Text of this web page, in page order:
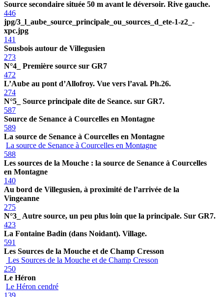
Source secondaire située 50 m avant le déversoir. Rive gauche.
446
jpg/3_l_aube_source_principale_ou_sources_d_ete-1-z2_-
xpc.jpg
141
Sousbois autour de Villegusien
273
N°4_ Première source sur GR7
472
L’Aube au pont d’Allofroy. Vue vers l’aval. Ph.26.
274
N°5_ Source principale dite de Seance. sur GR7.
587
Source de Senance à Courcelles en Montagne
589
La source de Senance à Courcelles en Montagne
La source de Senance à Courcelles en Montagne
588
Les sources de la Mouche : la source de Senance à Courcelles
en Montagne
140
Au bord de Villegusien, à proximité de l’arrivée de la
Vingeanne
275
N°3_ Autre source, un peu plus loin que la principale. Sur GR7.
423
La Fontaine Badin (dans Noidant). Village.
591
Les Sources de la Mouche et de Champ Cresson
Les Sources de la Mouche et de Champ Cresson
250
Le Héron
Le Héron cendré
139